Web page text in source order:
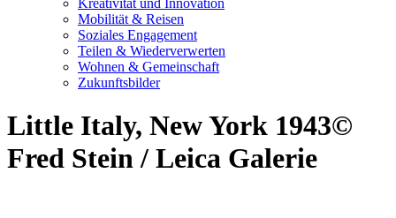
Kreativität und Innovation
Mobilität & Reisen
Soziales Engagement
Teilen & Wiederverwerten
Wohnen & Gemeinschaft
Zukunftsbilder
Little Italy, New York 1943©
Fred Stein / Leica Galerie